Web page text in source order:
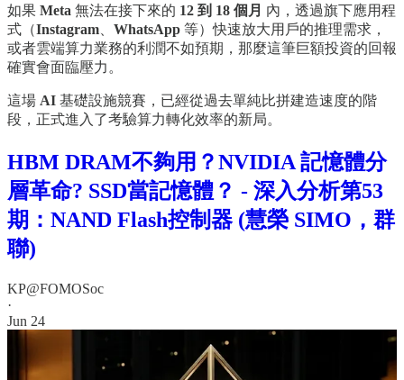
如果 Meta 無法在接下來的 12 到 18 個月 內，透過旗下應用程
式（Instagram WhatsApp 等）快速放大用戶的推理需求，
或者雲端算力業務的利潤不如預期，那麼這筆巨額投資的回報
確實會面臨壓力。
這場 AI 基礎設施競賽，已經從過去單純比拼建造速度的階
段，正式進入了考驗算力轉化效率的新局。
HBM DRAM不夠用？NVIDIA 記憶體分
層革命? SSD當記憶體？ - 深入分析第53
期：NAND Flash控制器 (慧榮 SIMO，群
聯)
KP@FOMOSoc
·
Jun 24